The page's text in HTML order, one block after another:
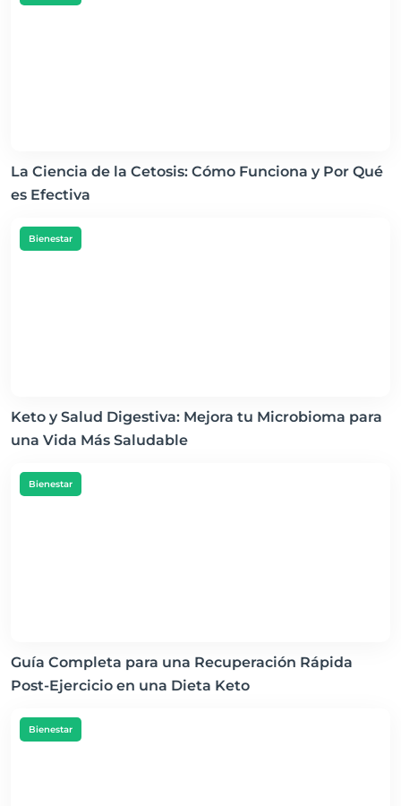
La Ciencia de la Cetosis: Cómo Funciona y Por Qué
es Efectiva
Bienestar
Keto y Salud Digestiva: Mejora tu Microbioma para
una Vida Más Saludable
Bienestar
Guía Completa para una Recuperación Rápida
Post-Ejercicio en una Dieta Keto
Bienestar